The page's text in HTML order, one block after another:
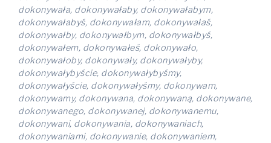
dokonywała, dokonywałaby, dokonywałabym,
dokonywałabyś, dokonywałam, dokonywałaś,
dokonywałby, dokonywałbym, dokonywałbyś,
dokonywałem, dokonywałeś, dokonywało,
dokonywałoby, dokonywały, dokonywałyby,
dokonywałybyście, dokonywałybyśmy,
dokonywałyście, dokonywałyśmy, dokonywam,
dokonywamy, dokonywana, dokonywaną, dokonywane,
dokonywanego, dokonywanej, dokonywanemu,
dokonywani, dokonywania, dokonywaniach,
dokonywaniami, dokonywanie, dokonywaniem,